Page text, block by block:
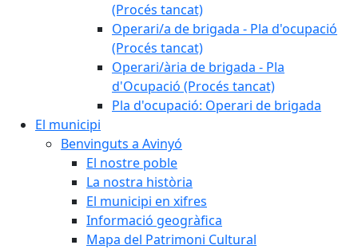
(Procés tancat)
Operari/a de brigada - Pla d'ocupació
(Procés tancat)
Operari/ària de brigada - Pla
d'Ocupació (Procés tancat)
Pla d'ocupació: Operari de brigada
El municipi
Benvinguts a Avinyó
El nostre poble
La nostra història
El municipi en xifres
Informació geogràfica
Mapa del Patrimoni Cultural